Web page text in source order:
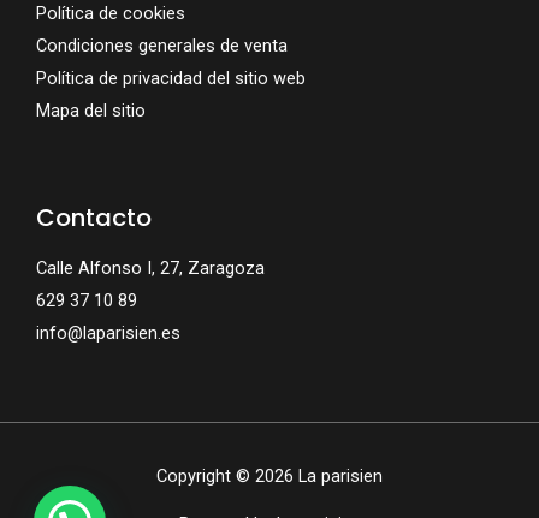
Política de cookies
Condiciones generales de venta
Política de privacidad del sitio web
Mapa del sitio
Contacto
Calle Alfonso I, 27, Zaragoza
629 37 10 89
info@laparisien.es
Copyright © 2026 La parisien